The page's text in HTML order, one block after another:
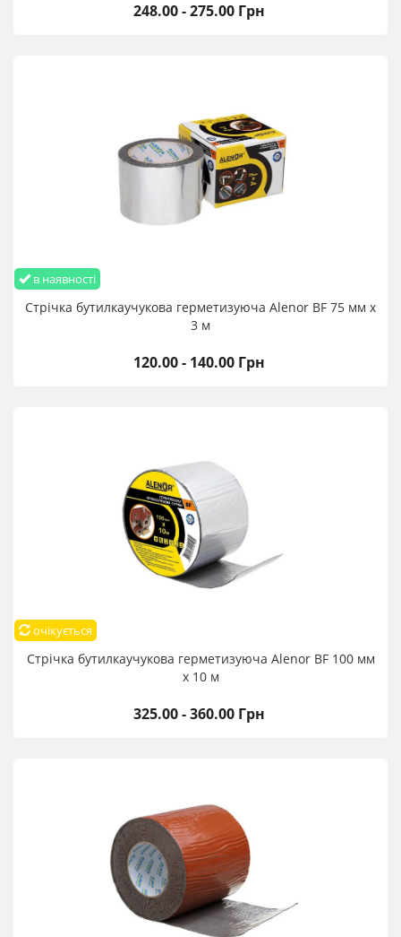
248.00 - 275.00 Грн
в наявності
Стрічка бутилкаучукова герметизуюча Alenor BF 75 мм х
3 м
120.00 - 140.00 Грн
очікується
Стрічка бутилкаучукова герметизуюча Alenor BF 100 мм
х 10 м
325.00 - 360.00 Грн